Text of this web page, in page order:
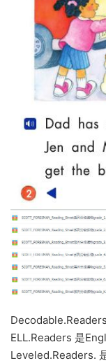
ELL.Readers 是
Leveled.Readers.